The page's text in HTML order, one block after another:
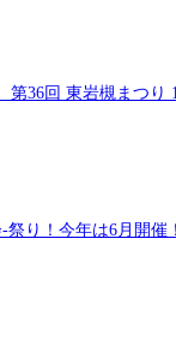
第36回 東岩槻まつり
り！今年は6月開催